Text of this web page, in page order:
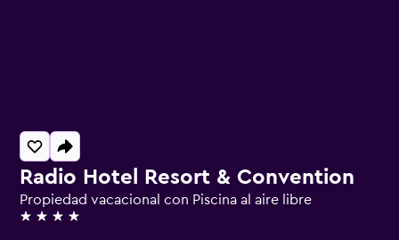
Radio Hotel Resort & Convention
Propiedad vacacional con Piscina al aire libre
4 estrellas